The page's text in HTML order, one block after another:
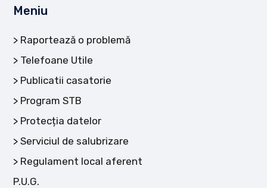
Meniu
Raportează o problemă
Telefoane Utile
Publicatii casatorie
Program STB
Protecția datelor
Serviciul de salubrizare
Regulament local aferent
P.U.G.